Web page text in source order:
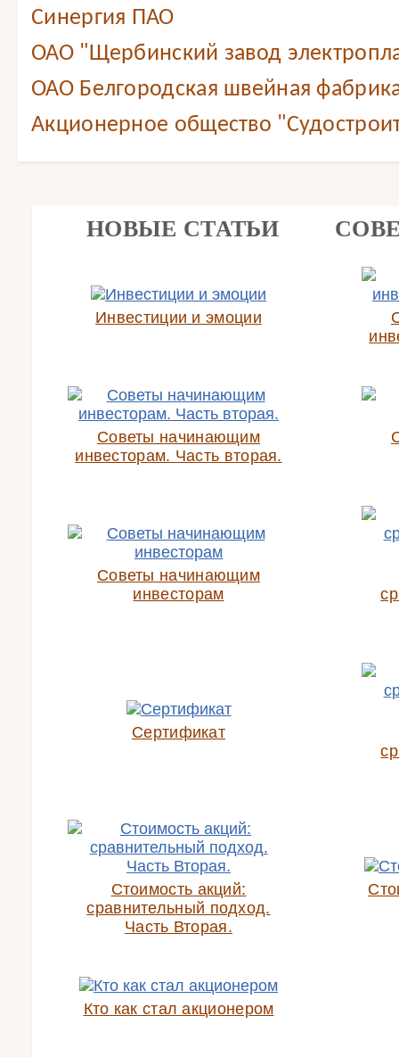
Синергия ПАО
ОАО "Щербинский завод
ОАО Белгородская швейная
Акционерное общество
НОВЫЕ СТАТЬИ
Инвестиции и эмоции
Советы начинающим
инвесторам. Часть вторая.
Советы начинающим
инвесторам
Сертификат
Стоимость акций:
сравнительный подход.
Часть Вторая.
Кто как стал акционером